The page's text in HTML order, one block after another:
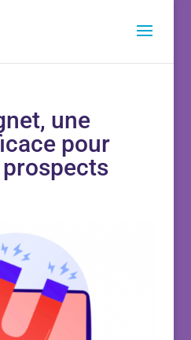
une
pour